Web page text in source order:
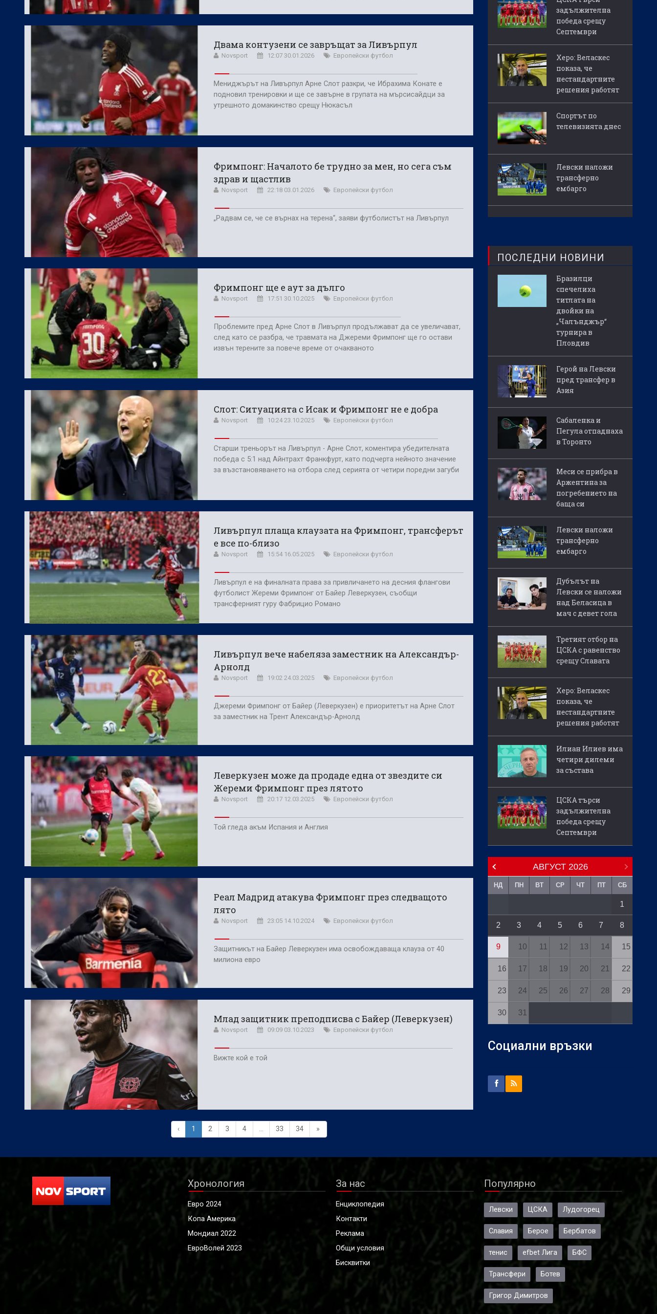
Двама контузени се завръщат за Ливърпул
Novsport 12:07 30.01.2026 Европейски футбол
Мениджърът на Ливърпул Арне Слот разкри, че Ибрахима Конате е
подновил тренировки и ще се завърне в групата на мърсисайдци за
утрешното домакинство срещу Нюкасъл
Фримпонг: Началото бе трудно за мен, но сега съм
здрав и щастлив
Novsport 22:18 03.01.2026 Европейски футбол
„Радвам се, че се върнах на терена“, заяви футболистът на Ливърпул
Фримпонг ще е аут за дълго
Novsport 17:51 30.10.2025 Европейски футбол
Проблемите пред Арне Слот в Ливърпул продължават да се увеличават,
след като се разбра, че травмата на Джереми Фримпонг ще го остави
извън терените за повече време от очакваното
Слот: Ситуацията с Исак и Фримпонг не е добра
Novsport 10:24 23.10.2025 Европейски футбол
Старши треньорът на Ливърпул - Арне Слот, коментира убедителната
победа с 5:1 над Айнтрахт Франкфурт, като подчерта нейното значение
за възстановяването на отбора след серията от четири поредни загуби
Ливърпул плаща клаузата на Фримпонг, трансферът
е все по-близо
Novsport 15:54 16.05.2025 Европейски футбол
Ливърпул е на финалната права за привличането на десния флангови
футболист Жереми Фримпонг от Байер Леверкузен, съобщи
трансферният гуру Фабрицио Романо
Ливърпул вече набеляза заместник на Александър-
Арнолд
Novsport 19:02 24.03.2025 Европейски футбол
Джереми Фримпонг от Байер (Леверкузен) е приоритетът на Арне Слот
за заместник на Трент Александър-Арнолд
Леверкузен може да продаде една от звездите си
Жереми Фримпонг през лятото
Novsport 20:17 12.03.2025 Европейски футбол
Той гледа акъм Испания и Англия
Реал Мадрид атакува Фримпонг през следващото
лято
Novsport 23:05 14.10.2024 Европейски футбол
Защитникът на Байер Леверкузен има освобождаваща клауза от 40
милиона евро
Млад защитник преподписва с Байер (Леверкузен)
Novsport 09:09 03.10.2023 Европейски футбол
Вижте кой е той
‹ 1 2 3 4 ... 33 34 »
задължителна
победа срещу
Септември
Херо: Веласкес
показа, че
нестандартните
решения работят
Спортът по
телевизията днес
Левски наложи
трансферно
ембарго
ПОСЛЕДНИ НОВИНИ
Бразилци
спечелиха
титлата на
двойки на
„Чалънджър“
турнира в
Пловдив
Герой на Левски
пред трансфер в
Азия
Сабаленка и
Пегула отпаднаха
в Торонто
Меси се прибра в
Аржентина за
погребението на
баща си
Левски наложи
трансферно
ембарго
Дубълът на
Левски се наложи
над Беласица в
мач с девет гола
Третият отбор на
ЦСКА с равенство
срещу Славата
Херо: Веласкес
показа, че
нестандартните
решения работят
Илиан Илиев има
четири дилеми
за състава
ЦСКА търси
задължителна
победа срещу
Септември
АВГУСТ 2026
НД ПН ВТ СР ЧТ ПТ СБ
1
2 3 4 5 6 7 8
9 10 11 12 13 14 15
16 17 18 19 20 21 22
23 24 25 26 27 28 29
30 31
Социални връзки
Хронология
Евро 2024
Копа Америка
Мондиал 2022
ЕвроВолей 2023
За нас
Енциклопедия
Контакти
Реклама
Общи условия
Бисквитки
Популярно
Левски ЦСКА Лудогорец
Славия Берое Бербатов
тенис efbet Лига БФС
Трансфери Ботев
Григор Димитров